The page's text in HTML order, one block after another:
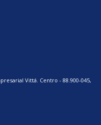
Vittá. Centro - 88.900-045,